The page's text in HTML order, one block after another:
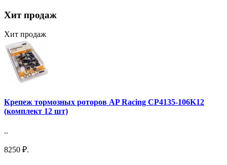
Хит продаж
Хит продаж
Крепеж тормозных роторов AP Racing CP4135-106K12
(комплект 12 шт)
..
8250 ₽.